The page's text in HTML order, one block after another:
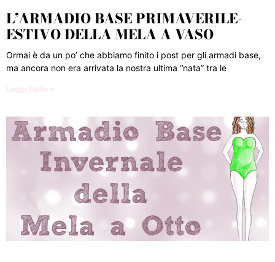
L’ARMADIO BASE PRIMAVERILE-
ESTIVO DELLA MELA A VASO
Ormai è da un po’ che abbiamo finito i post per gli armadi base,
ma ancora non era arrivata la nostra ultima “nata” tra le
Leggi Tutto »